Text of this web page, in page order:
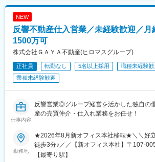
NEW
反響不動産仕入営業／未経験歓迎／月
1500万可
株式会社ＧＡＹＡ不動産(ヒロマスグループ)
正社員 転勤なし 5名以上採用
職種未経験歓
業種未経験歓迎
仕事内容
反響営業◎グループ経営を活かした独自の
産の売買仲介・仕入れ業務をお任せ！
勤務地
★2026年8月新オフィス本社移転★＼＼好
徒歩3分♪／／【新オフィス本社】〒107-
目1-33赤坂中西ビル4F《 事業拡大に伴
【最寄り駅】